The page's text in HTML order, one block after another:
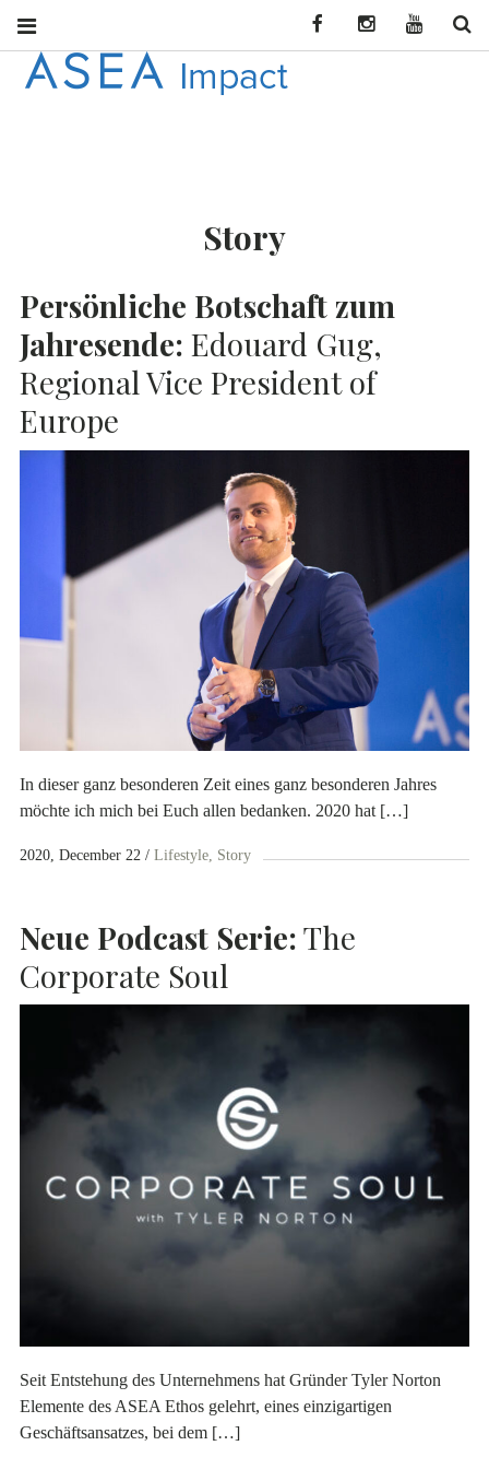
Story
Persönliche Botschaft zum
Jahresende: Edouard Gug,
Regional Vice President of
Europe
In dieser ganz besonderen Zeit eines ganz besonderen Jahres
möchte ich mich bei Euch allen bedanken. 2020 hat […]
2020, December 22 Lifestyle Story
Neue Podcast Serie:The
Corporate Soul
Seit Entstehung des Unternehmens hat Gründer Tyler Norton
Elemente des ASEA Ethos gelehrt, eines einzigartigen
Geschäftsansatzes, bei dem […]
Facebook Instagram YouTube